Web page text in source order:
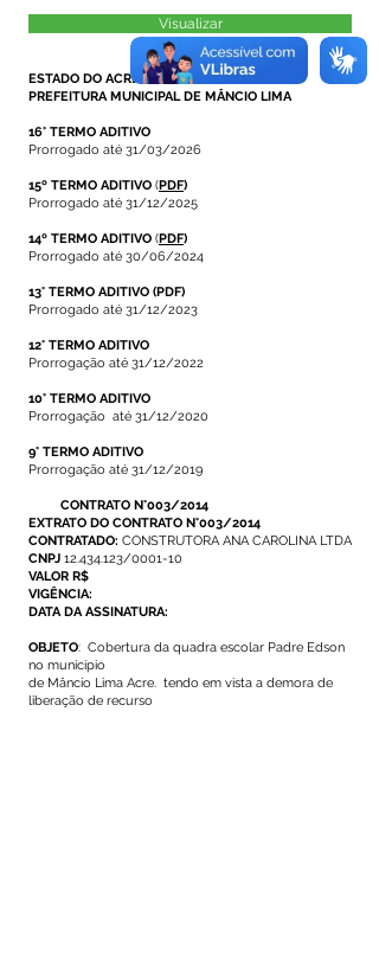
Visualizar
ESTADO DO ACRE
PREFEITURA MUNICIPAL DE MÂNCIO LIMA
16° TERMO ADITIVO
Prorrogado até 31/03/2026
15º TERMO ADITIVO (PDF)
Prorrogado até 31/12/2025
14º TERMO ADITIVO (PDF)
Prorrogado até 30/06/2024
13° TERMO ADITIVO (PDF)
Prorrogado até 31/12/2023
12° TERMO ADITIVO
Prorrogação até 31/12/2022
10° TERMO ADITIVO
Prorrogação até 31/12/2020
9° TERMO ADITIVO
Prorrogação até 31/12/2019
CONTRATO N°003/2014
EXTRATO DO CONTRATO N°003/2014
CONTRATADO: CONSTRUTORA ANA CAROLINA LTDA
CNPJ 12.434.123/0001-10
VALOR R$
VIGÊNCIA:
DATA DA ASSINATURA:
OBJETO: Cobertura da quadra escolar Padre Edson
no município
de Mâncio Lima Acre. tendo em vista a demora de
liberação de recurso